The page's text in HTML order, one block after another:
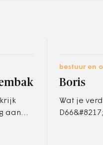
aan
bestuur en
Boris
Wat je